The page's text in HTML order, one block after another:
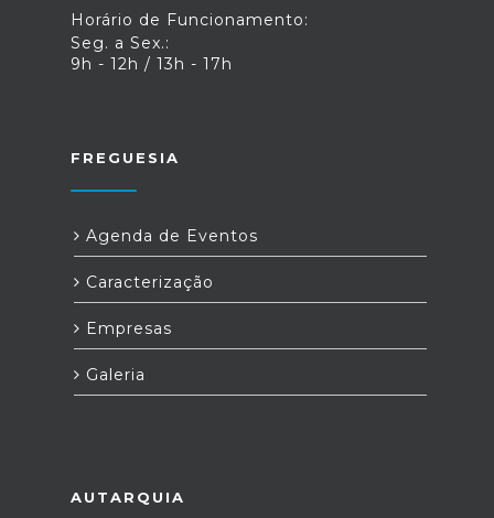
Horário de Funcionamento:
Seg. a Sex.:
9h - 12h / 13h - 17h
FREGUESIA
Agenda de Eventos
Caracterização
Empresas
Galeria
AUTARQUIA